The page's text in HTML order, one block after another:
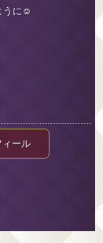
うに☺️
ィール